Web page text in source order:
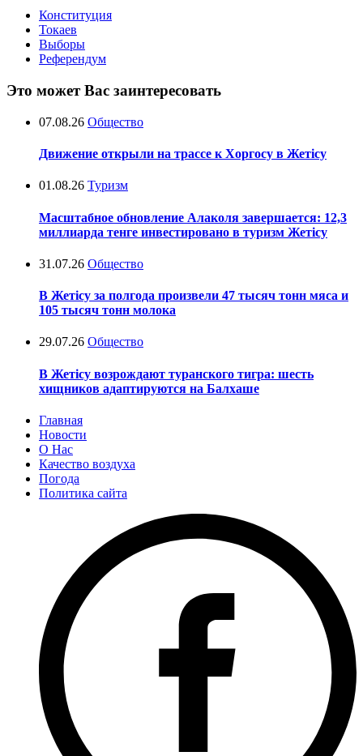
Конституция
Токаев
Выборы
Референдум
Это может Вас заинтересовать
07.08.26 Общество
Движение открыли на трассе к Хоргосу в Жетісу
01.08.26 Туризм
Масштабное обновление Алаколя завершается: 12,3
миллиарда тенге инвестировано в туризм Жетісу
31.07.26 Общество
В Жетісу за полгода произвели 47 тысяч тонн мяса и
105 тысяч тонн молока
29.07.26 Общество
В Жетісу возрождают туранского тигра: шесть
хищников адаптируются на Балхаше
Главная
Новости
О Нас
Качество воздуха
Погода
Политика сайта